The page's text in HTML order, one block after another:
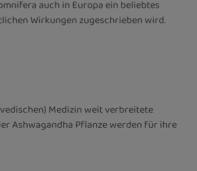
auch in Europa ein beliebtes
Wirkungen zugeschrieben wird.
Medizin weit verbreitete
Ashwagandha Pflanze werden für ihre